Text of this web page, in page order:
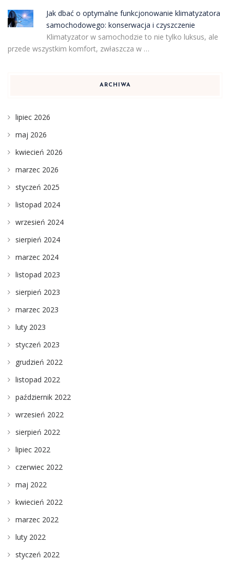
Jak dbać o optymalne funkcjonowanie klimatyzatora
samochodowego: konserwacja i czyszczenie
Klimatyzator w samochodzie to nie tylko luksus, ale
przede wszystkim komfort, zwłaszcza w …
ARCHIWA
lipiec 2026
maj 2026
kwiecień 2026
marzec 2026
styczeń 2025
listopad 2024
wrzesień 2024
sierpień 2024
marzec 2024
listopad 2023
sierpień 2023
marzec 2023
luty 2023
styczeń 2023
grudzień 2022
listopad 2022
październik 2022
wrzesień 2022
sierpień 2022
lipiec 2022
czerwiec 2022
maj 2022
kwiecień 2022
marzec 2022
luty 2022
styczeń 2022